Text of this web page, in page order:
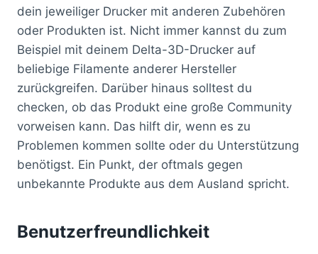
dein jeweiliger Drucker mit anderen Zubehören
oder Produkten ist. Nicht immer kannst du zum
Beispiel mit deinem Delta-3D-Drucker auf
beliebige Filamente anderer Hersteller
zurückgreifen. Darüber hinaus solltest du
checken, ob das Produkt eine große Community
vorweisen kann. Das hilft dir, wenn es zu
Problemen kommen sollte oder du Unterstützung
benötigst. Ein Punkt, der oftmals gegen
unbekannte Produkte aus dem Ausland spricht.
Benutzerfreundlichkeit